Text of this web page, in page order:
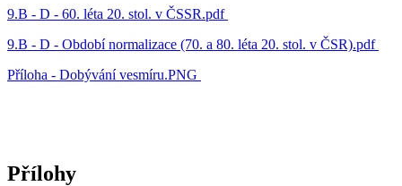
9.B - D - 60. léta 20. stol. v ČSSR.pdf
9.B - D - Období normalizace (70. a 80. léta 20. stol. v ČSR).pdf
Příloha - Dobývání vesmíru.PNG
Přílohy